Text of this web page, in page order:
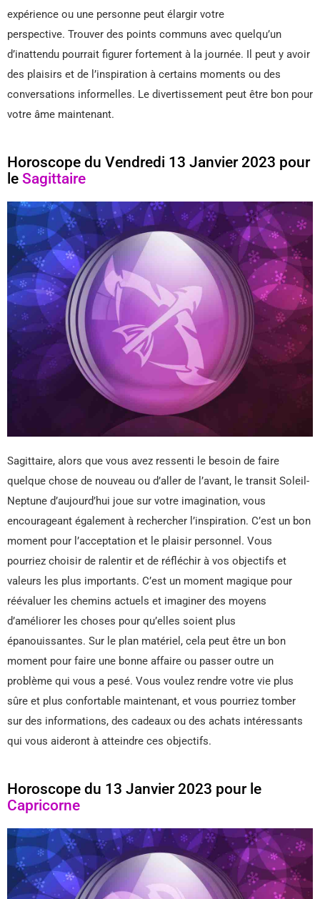
expérience ou une personne peut élargir votre
perspective. Trouver des points communs avec quelqu’un
d’inattendu pourrait figurer fortement à la journée. Il peut y avoir
des plaisirs et de l’inspiration à certains moments ou des
conversations informelles. Le divertissement peut être bon pour
votre âme maintenant.
Horoscope du Vendredi 13 Janvier 2023 pour
le Sagittaire
Sagittaire, alors que vous avez ressenti le besoin de faire
quelque chose de nouveau ou d’aller de l’avant, le transit Soleil-
Neptune d’aujourd’hui joue sur votre imagination, vous
encourageant également à rechercher l’inspiration. C’est un bon
moment pour l’acceptation et le plaisir personnel. Vous
pourriez choisir de ralentir et de réfléchir à vos objectifs et
valeurs les plus importants. C’est un moment magique pour
réévaluer les chemins actuels et imaginer des moyens
d’améliorer les choses pour qu’elles soient plus
épanouissantes. Sur le plan matériel, cela peut être un bon
moment pour faire une bonne affaire ou passer outre un
problème qui vous a pesé. Vous voulez rendre votre vie plus
sûre et plus confortable maintenant, et vous pourriez tomber
sur des informations, des cadeaux ou des achats intéressants
qui vous aideront à atteindre ces objectifs.
Horoscope du 13 Janvier 2023 pour le
Capricorne